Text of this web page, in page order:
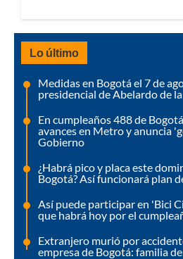
Lo último
Medidas en Bogotá el 7 de
presidencial de Abelardo de
En cumpleaños 488 de
avances en Metro y anuncia
Gobierno
¿Habrá pico y placa este
Bogotá? Así funcionará plan
Así puede participar en 'Bici
que habrá hoy por el
Extranjero murió por
empresa de Bogotá: familia